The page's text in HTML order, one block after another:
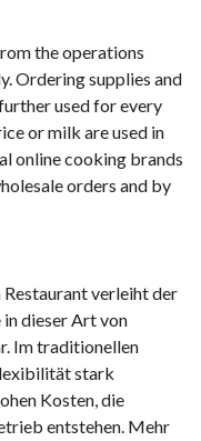
the operations
Ordering supplies and
used for every
or milk are used in
online cooking brands
orders and by
verleiht der
dieser Art von
Im traditionellen
stark
Kosten, die
entstehen. Mehr